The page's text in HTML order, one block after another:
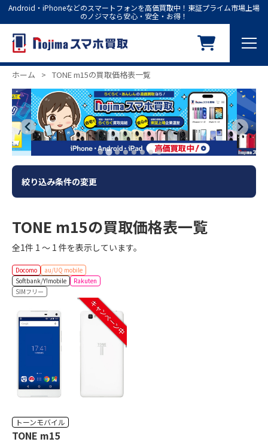
Android・iPhoneなどのスマートフォンを高価買取中！東証プライム市場上場
のノジマなら安心・安全・お得！
ホーム > TONE m15の買取価格表一覧
絞り込み条件の変更
TONE m15の買取価格表一覧
全1件 1 ～ 1 件を表示しています。
Docomo
au/UQ mobile
Softbank/Y!mobile
Rakuten
SIMフリー
キャンペーン中
トーンモバイル
TONE m15